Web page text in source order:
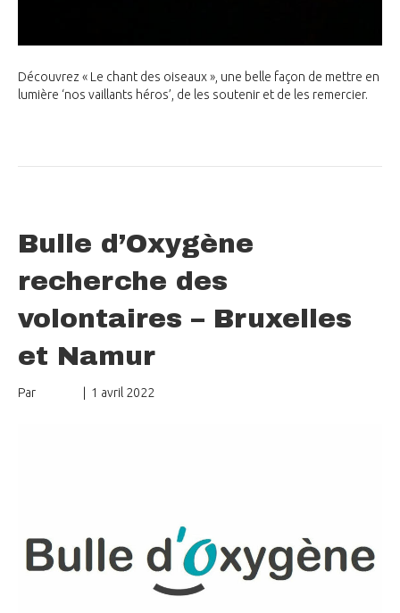
Découvrez « Le chant des oiseaux », une belle façon de mettre en
lumière ‘nos vaillants héros’, de les soutenir et de les remercier.
Bulle d’Oxygène
recherche des
volontaires – Bruxelles
et Namur
Par 1 avril 2022